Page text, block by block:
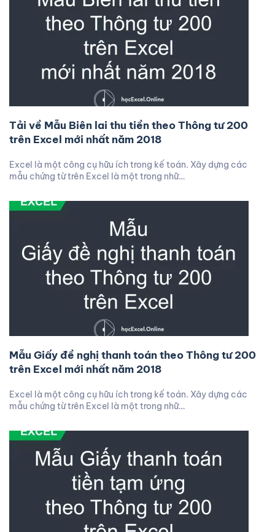
Tải về Mẫu Biên lai thu tiền theo Thông tư 200
trên Excel mới nhất năm 2018
Excel là một công cụ hữu ích trong kế toán. Xây dựng các
mẫu chứng từ trên Excel là một trong nhữ…
Mẫu Giấy đề nghị thanh toán theo Thông tư 200
trên Excel mới nhất năm 2018
Excel là một công cụ hữu ích trong kế toán. Xây dựng các
mẫu chứng từ trên Excel là một trong nhữ…